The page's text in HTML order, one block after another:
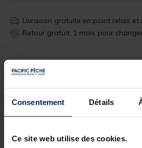
Consentement Détails
Ce site web utilise des cookies.
Livraison gratuite en point relais et
Retour gratuit, 1 mois pour changer
Description &
Description